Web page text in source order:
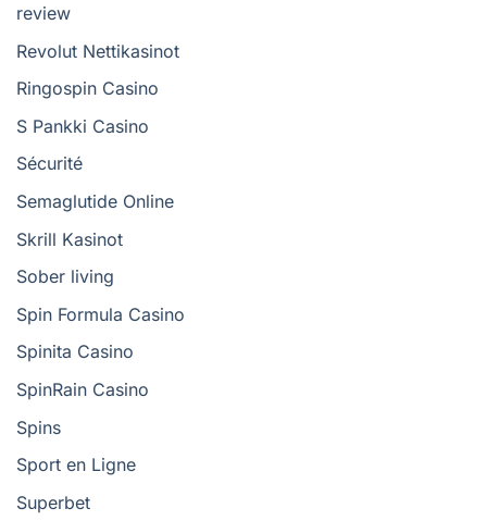
review
Revolut Nettikasinot
Ringospin Casino
S Pankki Casino
Sécurité
Semaglutide Online
Skrill Kasinot
Sober living
Spin Formula Casino
Spinita Casino
SpinRain Casino
Spins
Sport en Ligne
Superbet